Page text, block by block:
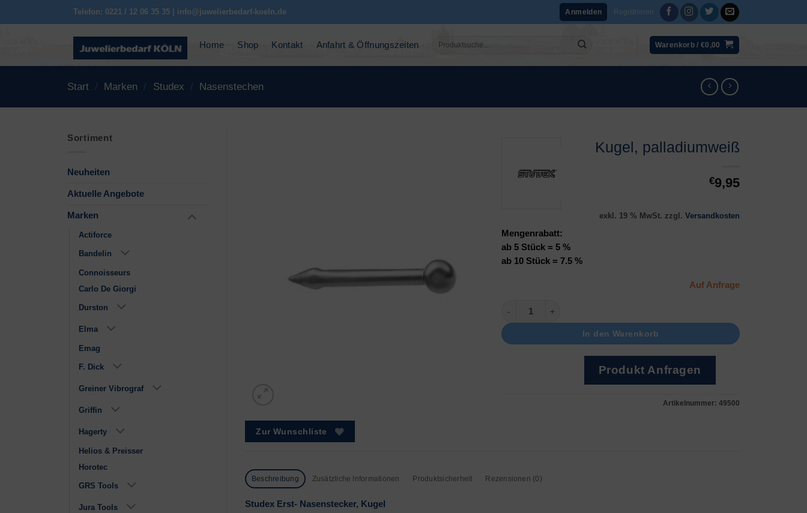
Telefon: 0221 / 12 06 35 35 | info@juwelierbedarf-koeln.de Anmelden Registrieren
Home Shop Kontakt Anfahrt & Öffnungszeiten
Suchen
Warenkorb /€0,00
Start / Marken / Studex / Nasenstechen
Sortiment
Neuheiten
Aktuelle Angebote
Marken
Actiforce
Bandelin
Connoisseurs
Carlo De Giorgi
Durston
Elma
Emag
F. Dick
Greiner Vibrograf
Griffin
Hagerty
Helios & Preisser
Horotec
GRS Tools
Jura Tools
Zur Wunschliste
Kugel, palladiumweiß
€9,95
exkl. 19 % MwSt. zzgl. Versandkosten
Mengenrabatt:
ab 5 Stück = 5 %
ab 10 Stück = 7.5 %
Auf Anfrage
Kugel, palladiumweiß Menge
In den Warenkorb
Produkt Anfragen
Artikelnummer: 49500
Beschreibung Zusätzliche Informationen Produktsicherheit Rezensionen (0)
Studex Erst- Nasenstecker, Kugel